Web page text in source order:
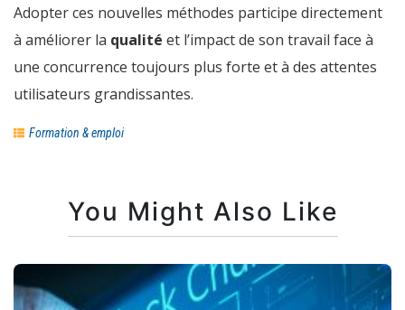
Adopter ces nouvelles méthodes participe directement
à améliorer la qualité et l’impact de son travail face à
une concurrence toujours plus forte et à des attentes
utilisateurs grandissantes.
Formation & emploi
You Might Also Like